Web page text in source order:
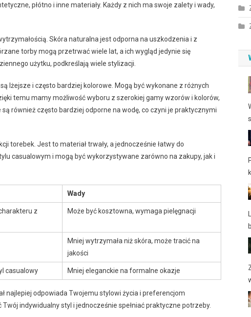
płótno i inne materiały. Każdy z nich ma swoje zalety i wady,
Skóra naturalna jest odporna na uszkodzenia i z
torby mogą przetrwać wiele lat, a ich wygląd jedynie się
użytku, podkreślają wiele stylizacji.
lżejsze i często bardziej kolorowe. Mogą być wykonane z różnych
temu mamy możliwość wyboru z szerokiej gamy wzorów i kolorów,
również często bardziej odporne na wodę, co czyni je praktycznymi
torebek. Jest to materiał trwały, a jednocześnie łatwy do
casualowym i mogą być wykorzystywane zarówno na zakupy, jak i
Wady
z
Może być kosztowna, wymaga pielęgnacji
Mniej wytrzymała niż skóra, może tracić na
jakości
casualowy Mniej eleganckie na formalne okazje
najlepiej odpowiada Twojemu stylowi życia i preferencjom
indywidualny styl i jednocześnie spełniać praktyczne potrzeby.